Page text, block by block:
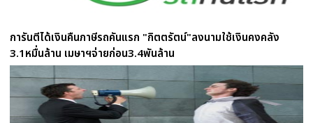
การันตีได้เงินคืนภาษีรถคันแรก "กิตตรัตน์"ลงนามใช้เงินคงคลัง
3.1หมื่นล้าน เมษาฯจ่ายก่อน3.4พันล้าน